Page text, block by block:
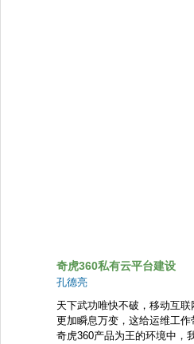
奇虎360私有云平台建设
孔德亮
天下武功唯快不破，移动互
更加瞬息万变，这给运维工
奇虎360产品为王的环境中，